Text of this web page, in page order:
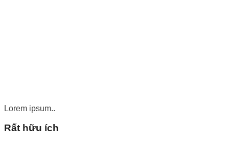
Lorem ipsum..
Rất hữu ích